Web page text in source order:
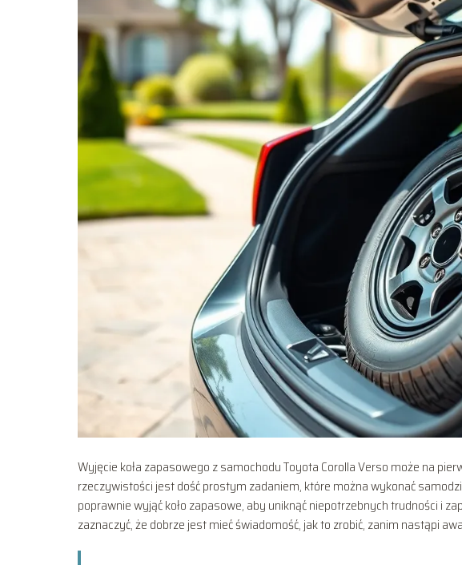
Wyjęcie koła zapasowego z samochodu Toyota Corolla Verso może na
rzeczywistości jest dość prostym zadaniem, które można wykonać
poprawnie wyjąć koło zapasowe, aby uniknąć niepotrzebnych trudności i
zaznaczyć, że dobrze jest mieć świadomość, jak to zrobić, zanim nastąpi